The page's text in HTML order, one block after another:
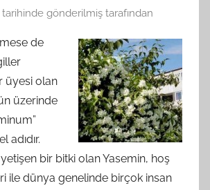
tarihinde gönderilmiş tarafından
de
üyesi olan
üzerinde
adıdır.
bir bitki olan Yasemin, hoş
ile dünya genelinde birçok insan